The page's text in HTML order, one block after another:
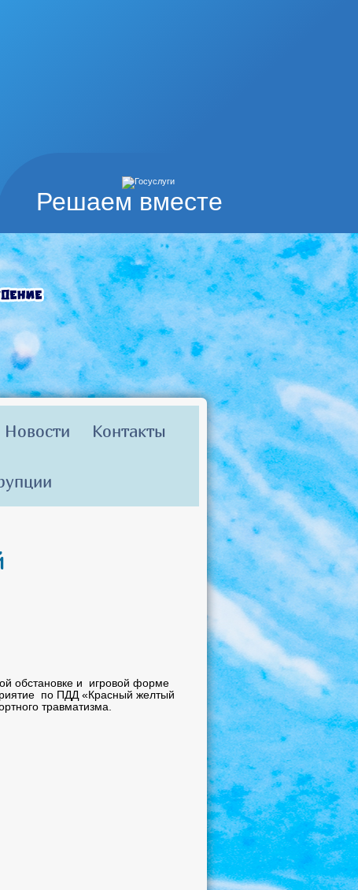
Решаем вместе
Новости Контакты
обстановке и игровой форме
по ПДД «Красный желтый
травматизма.